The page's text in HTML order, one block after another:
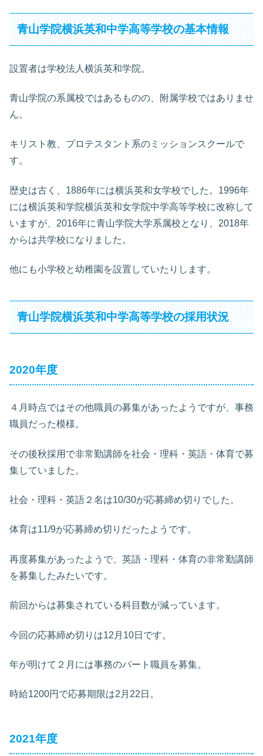
青山学院横浜英和中学高等学校の基本情報
設置者は学校法人横浜英和学院。
青山学院の系属校ではあるものの、附属学校ではありませ
ん。
キリスト教、プロテスタント系のミッションスクールで
す。
歴史は古く、1886年には横浜英和女学校でした。1996年
には横浜英和学院横浜英和女学院中学高等学校に改称して
いますが、2016年に青山学院大学系属校となり、2018年
からは共学校になりました。
他にも小学校と幼稚園を設置していたりします。
青山学院横浜英和中学高等学校の採用状況
2020年度
４月時点ではその他職員の募集があったようですが、事務
職員だった模様。
その後秋採用で非常勤講師を社会・理科・英語・体育で募
集していました。
社会・理科・英語２名は10/30が応募締め切りでした。
体育は11/9が応募締め切りだったようです。
再度募集があったようで、英語・理科・体育の非常勤講師
を募集したみたいです。
前回からは募集されている科目数が減っています。
今回の応募締め切りは12月10日です。
年が明けて２月には事務のパート職員を募集。
時給1200円で応募期限は2月22日。
2021年度